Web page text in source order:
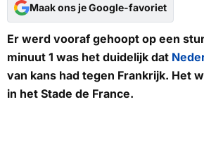
Maak ons je Google-favoriet
Er werd vooraf gehoopt op een
minuut 1 was het duidelijk dat
van kans had tegen Frankrijk. Het
in het Stade de France.